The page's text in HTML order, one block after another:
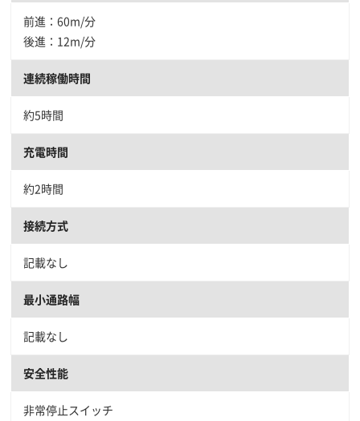
前進：60m/分
後進：12m/分
連続稼働時間
約5時間
充電時間
約2時間
接続方式
記載なし
最小通路幅
記載なし
安全性能
非常停止スイッチ